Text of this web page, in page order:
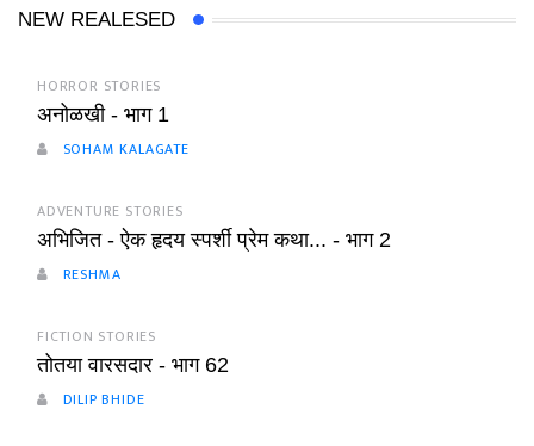
NEW REALESED
HORROR STORIES
अनोळखी - भाग 1
SOHAM KALAGATE
ADVENTURE STORIES
अभिजित - ऐक हृदय स्पर्शी प्रेम कथा... - भाग 2
RESHMA
FICTION STORIES
तोतया वारसदार - भाग 62
DILIP BHIDE